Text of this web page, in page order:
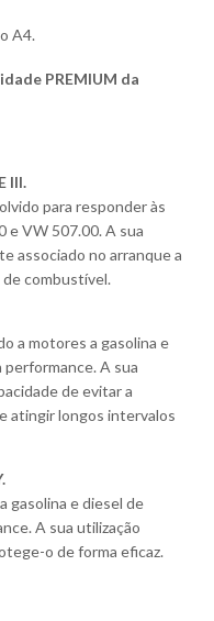
A4.
PREMIUM da
III.
para responder às
e VW 507.00. A sua
associado no arranque a
combustível.
a motores a gasolina e
A sua
de evitar a
atingir longos intervalos
gasolina e diesel de
A sua utilização
o de forma eficaz.